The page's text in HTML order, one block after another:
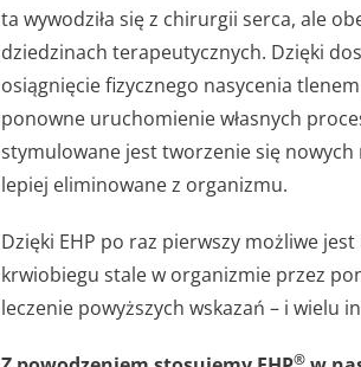
ta wywodziła się z chirurgii serca, ale
dziedzinach terapeutycznych. Dzięki
osiągnięcie fizycznego nasycenia
ponowne uruchomienie własnych
stymulowane jest tworzenie się
lepiej eliminowane z organizmu.
Dzięki EHP po raz pierwszy możliwe
krwiobiegu stale w organizmie przez
leczenie powyższych wskazań – i wielu
®